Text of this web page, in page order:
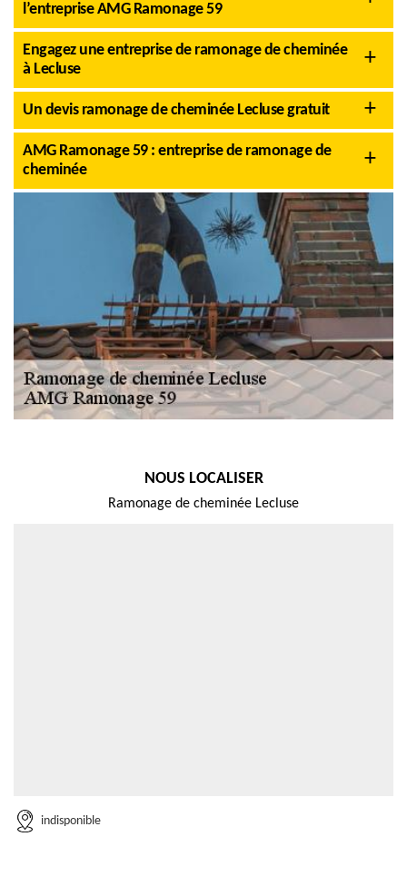
l’entreprise AMG Ramonage 59
Engagez une entreprise de ramonage de cheminée
à Lecluse
Un devis ramonage de cheminée Lecluse gratuit
AMG Ramonage 59 : entreprise de ramonage de
cheminée
NOUS LOCALISER
Ramonage de cheminée Lecluse
indisponible